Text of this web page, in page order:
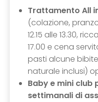
Trattamento All
(colazione,
12.15 alle 13.30,
17.00 e cena
pasti alcune
naturale inclusi)
Baby e mini club
settimanali di